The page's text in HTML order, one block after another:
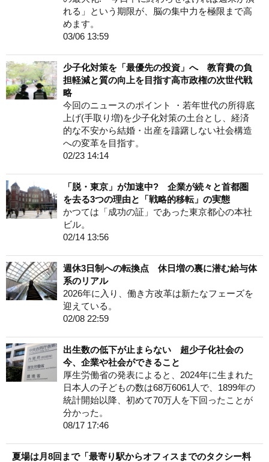
れる」という期限が、脳の集中力を極限まで高
めます。
03/06 13:59
少子化対策を「最優先の投資」へ 教育費の負
担軽減と質の向上を目指す高市政権の次世代戦
略
今回のニュースのポイント ・若年世代の所得底
上げ(手取り増)を少子化対策の土台とし、経済
的な不安から結婚・出産を躊躇しない社会構造
への変革を目指す。
02/23 14:14
「脱・東京」が加速中? 企業が続々と首都圏
を去る3つの理由と「戦略的移転」の実態
かつては「成功の証」であった東京都心の本社
ビル。
02/14 13:56
週休3日制への転換点 休日増の裏に潜む給与体
系のリアル
2026年に入り、働き方改革は新たなフェーズを
迎えている。
02/08 22:59
出生数の低下が止まらない 超少子化社会の
今、企業や社会ができること
厚生労働省の発表によると、2024年に生まれた
日本人の子どもの数は68万6061人で、1899年の
統計開始以降、初めて70万人を下回ったことが
分かった。
08/17 17:46
夏場は月8回まで「最寄り駅からオフィスまでのタクシー料